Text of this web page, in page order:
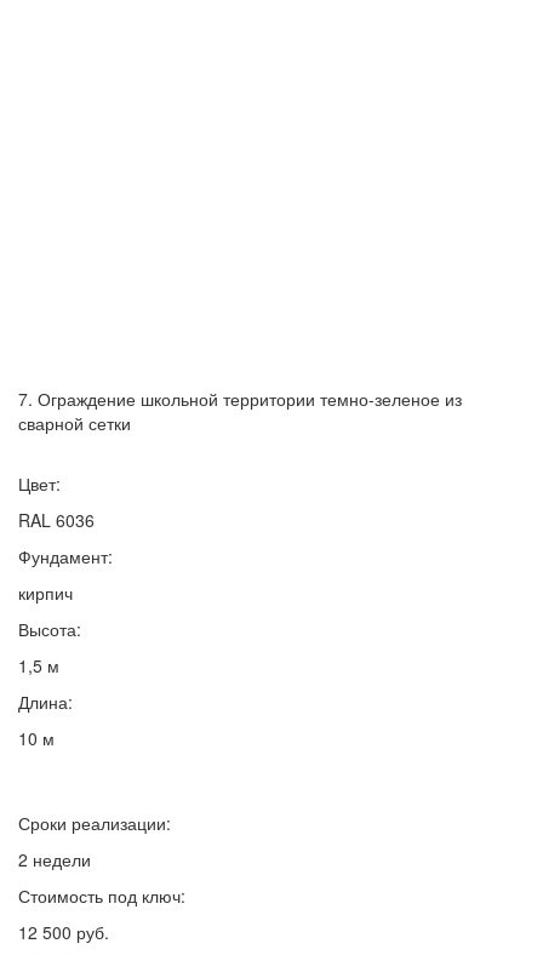
7. Ограждение школьной территории темно-зеленое из
сварной сетки
Цвет:
RAL 6036
Фундамент:
кирпич
Высота:
1,5 м
Длина:
10 м
Сроки реализации:
2 недели
Стоимость под ключ:
12 500 руб.